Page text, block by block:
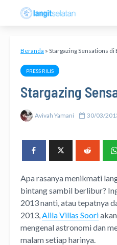
Beranda » Stargazing Sensations di
PRESS RILIS
Stargazing
Avivah Yamani 30/03/
Apa rasanya menikmati
bintang sambil berlibur?
2013 nanti, atau tepatnya
2013,Alila Villas Soori
mengenal astronomi dan
malam setiap harinya.